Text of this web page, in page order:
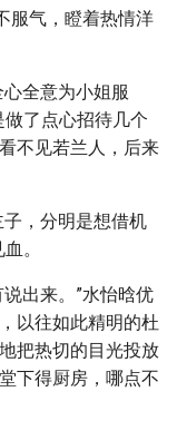
服气，瞪着热情洋
全意为小姐服
了点心招待几个
不见若兰人，后来
，分明是想借机
。
出来。”水怡晗优
以往如此精明的杜
把热切的目光投放
下得厨房，哪点不